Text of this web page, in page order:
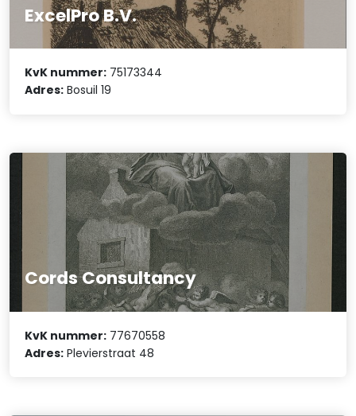
ExcelPro B.V.
KvK nummer: 75173344
Adres: Bosuil 19
Cords Consultancy
KvK nummer: 77670558
Adres: Plevierstraat 48